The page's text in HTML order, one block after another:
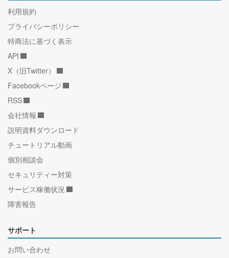
利用規約
プライバシーポリシー
特商法に基づく表示
API
X（旧Twitter）
Facebookページ
RSS
会社情報
説明資料ダウンロード
チュートリアル動画
個別相談会
セキュリティー対策
サービス稼働状況
障害報告
サポート
お問い合わせ